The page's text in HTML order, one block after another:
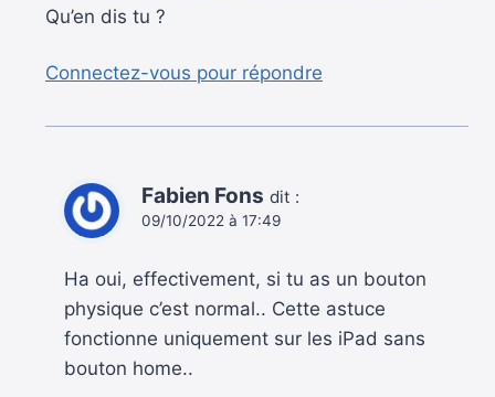
Qu’en dis tu ?
Connectez-vous pour répondre
Fabien Fons dit :
09/10/2022 à 17:49
Ha oui, effectivement, si tu as un bouton
physique c’est normal.. Cette astuce
fonctionne uniquement sur les iPad sans
bouton home..